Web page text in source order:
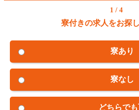
1 / 4
寮付きの求人をお探
寮あり
寮なし
どちらで